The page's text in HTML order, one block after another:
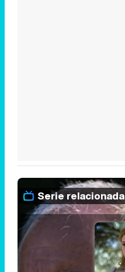
Serie relacionada